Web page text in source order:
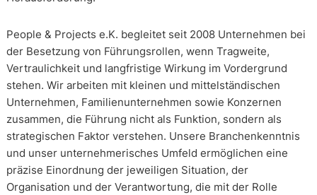
People & Projects e.K. begleitet seit 2008 Unternehmen bei
der Besetzung von Führungsrollen, wenn Tragweite,
Vertraulichkeit und langfristige Wirkung im Vordergrund
stehen. Wir arbeiten mit kleinen und mittelständischen
Unternehmen, Familienunternehmen sowie Konzernen
zusammen, die Führung nicht als Funktion, sondern als
strategischen Faktor verstehen. Unsere Branchenkenntnis
und unser unternehmerisches Umfeld ermöglichen eine
präzise Einordnung der jeweiligen Situation, der
Organisation und der Verantwortung, die mit der Rolle